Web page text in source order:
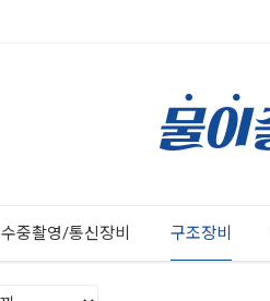
수중촬영/통신장비 구조장비